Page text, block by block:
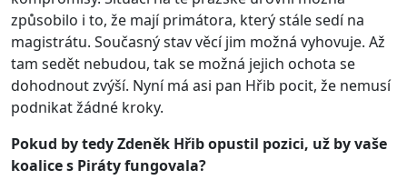
způsobilo i to, že mají primátora, který stále sedí na
magistrátu. Současný stav věcí jim možná vyhovuje. Až
tam sedět nebudou, tak se možná jejich ochota se
dohodnout zvýší. Nyní má asi pan Hřib pocit, že nemusí
podnikat žádné kroky.
Pokud by tedy Zdeněk Hřib opustil pozici, už by vaše
koalice s Piráty fungovala?